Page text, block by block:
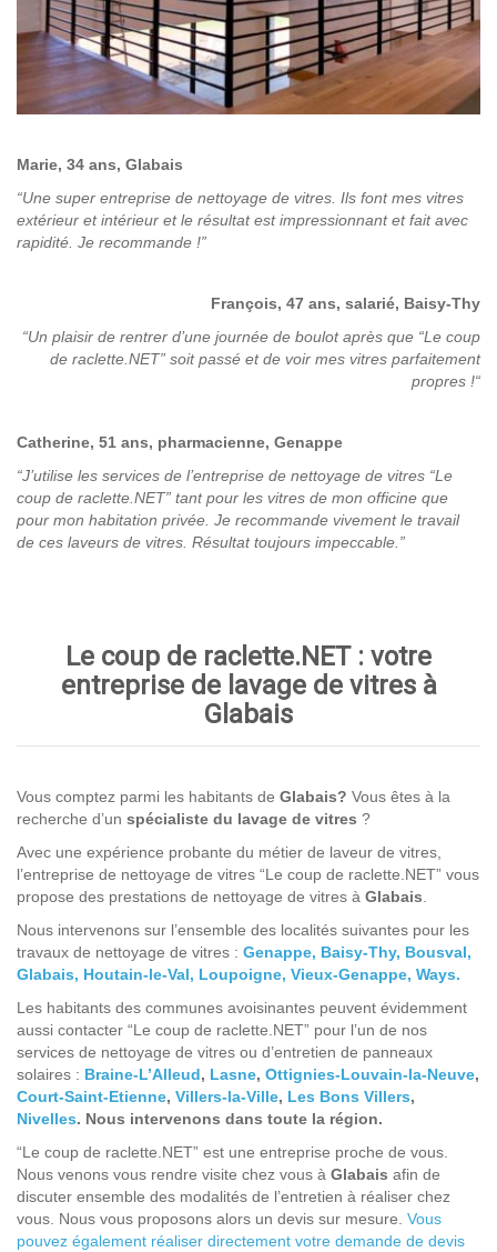
Marie, 34 ans, Glabais
“Une super entreprise de nettoyage de vitres. Ils font mes vitres
extérieur et intérieur et le résultat est impressionnant et fait avec
rapidité. Je recommande !”
François, 47 ans, salarié, Baisy-Thy
“Un plaisir de rentrer d’une journée de boulot après que “Le coup
de raclette.NET” soit passé et de voir mes vitres parfaitement
propres !“
Catherine, 51 ans, pharmacienne, Genappe
“J’utilise les services de l’entreprise de nettoyage de vitres “Le
coup de raclette.NET” tant pour les vitres de mon officine que
pour mon habitation privée. Je recommande vivement le travail
de ces laveurs de vitres. Résultat toujours impeccable.”
Le coup de raclette.NET : votre
entreprise de lavage de vitres à
Glabais
Vous comptez parmi les habitants de Glabais? Vous êtes à la
recherche d’un spécialiste du lavage de vitres ?
Avec une expérience probante du métier de laveur de vitres,
l’entreprise de nettoyage de vitres “Le coup de raclette.NET” vous
propose des prestations de nettoyage de vitres à Glabais.
Nous intervenons sur l’ensemble des localités suivantes pour les
travaux de nettoyage de vitres : Genappe, Baisy-Thy, Bousval,
Glabais, Houtain-le-Val, Loupoigne, Vieux-Genappe, Ways.
Les habitants des communes avoisinantes peuvent évidemment
aussi contacter “Le coup de raclette.NET” pour l’un de nos
services de nettoyage de vitres ou d’entretien de panneaux
solaires : Braine-L’Alleud, Lasne, Ottignies-Louvain-la-Neuve,
Court-Saint-Etienne, Villers-la-Ville, Les Bons Villers,
Nivelles. Nous intervenons dans toute la région.
“Le coup de raclette.NET” est une entreprise proche de vous.
Nous venons vous rendre visite chez vous à Glabais afin de
discuter ensemble des modalités de l’entretien à réaliser chez
vous. Nous vous proposons alors un devis sur mesure. Vous
pouvez également réaliser directement votre demande de devis